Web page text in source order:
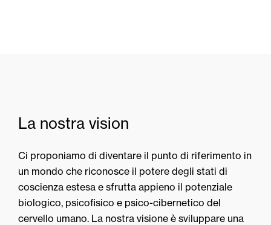
La nostra vision
Ci proponiamo di diventare il punto di riferimento in
un mondo che riconosce il potere degli stati di
coscienza estesa e sfrutta appieno il potenziale
biologico, psicofisico e psico-cibernetico del
cervello umano. La nostra visione è sviluppare una